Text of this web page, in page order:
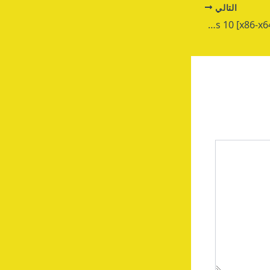
التالي
Batch XLS and XLSX Converter Crack + Keygen Windows 10 [x86-x64] Latest Multilingual